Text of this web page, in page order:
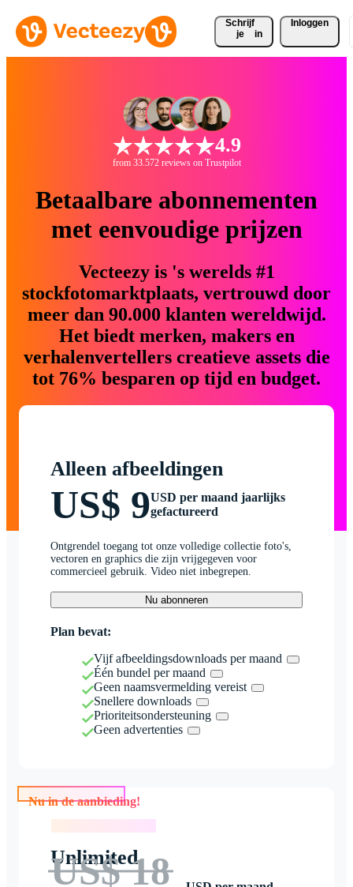
Schrijf
je
in
Inloggen
4.9
from 33.572 reviews on Trustpilot
Betaalbare abonnementen
met eenvoudige prijzen
Vecteezy is 's werelds #1
stockfotomarktplaats, vertrouwd door
meer dan 90.000 klanten wereldwijd.
Het biedt merken, makers en
verhalenvertellers creatieve assets die
tot 76% besparen op tijd en budget.
Alleen afbeeldingen
US$ 9USD per maand jaarlijks
gefactureerd
Ontgrendel toegang tot onze volledige collectie foto's,
vectoren en graphics die zijn vrijgegeven voor
commercieel gebruik. Video niet inbegrepen.
Nu abonneren
Plan bevat:
Vijf afbeeldingsdownloads per maand
Één bundel per maand
Geen naamsvermelding vereist
Snellere downloads
Prioriteitsondersteuning
Geen advertenties
Nu in de aanbieding!
Unlimited
US$ 18